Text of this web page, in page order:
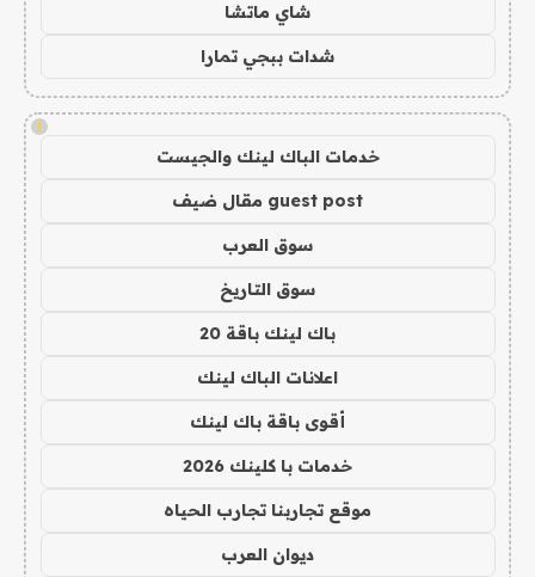
شاي ماتشا
شدات ببجي تمارا
!
خدمات الباك لينك والجيست
guest post مقال ضيف
سوق العرب
سوق التاريخ
باك لينك باقة 20
اعلانات الباك لينك
أقوى باقة باك لينك
خدمات با كلينك 2026
موقع تجاربنا تجارب الحياه
ديوان العرب